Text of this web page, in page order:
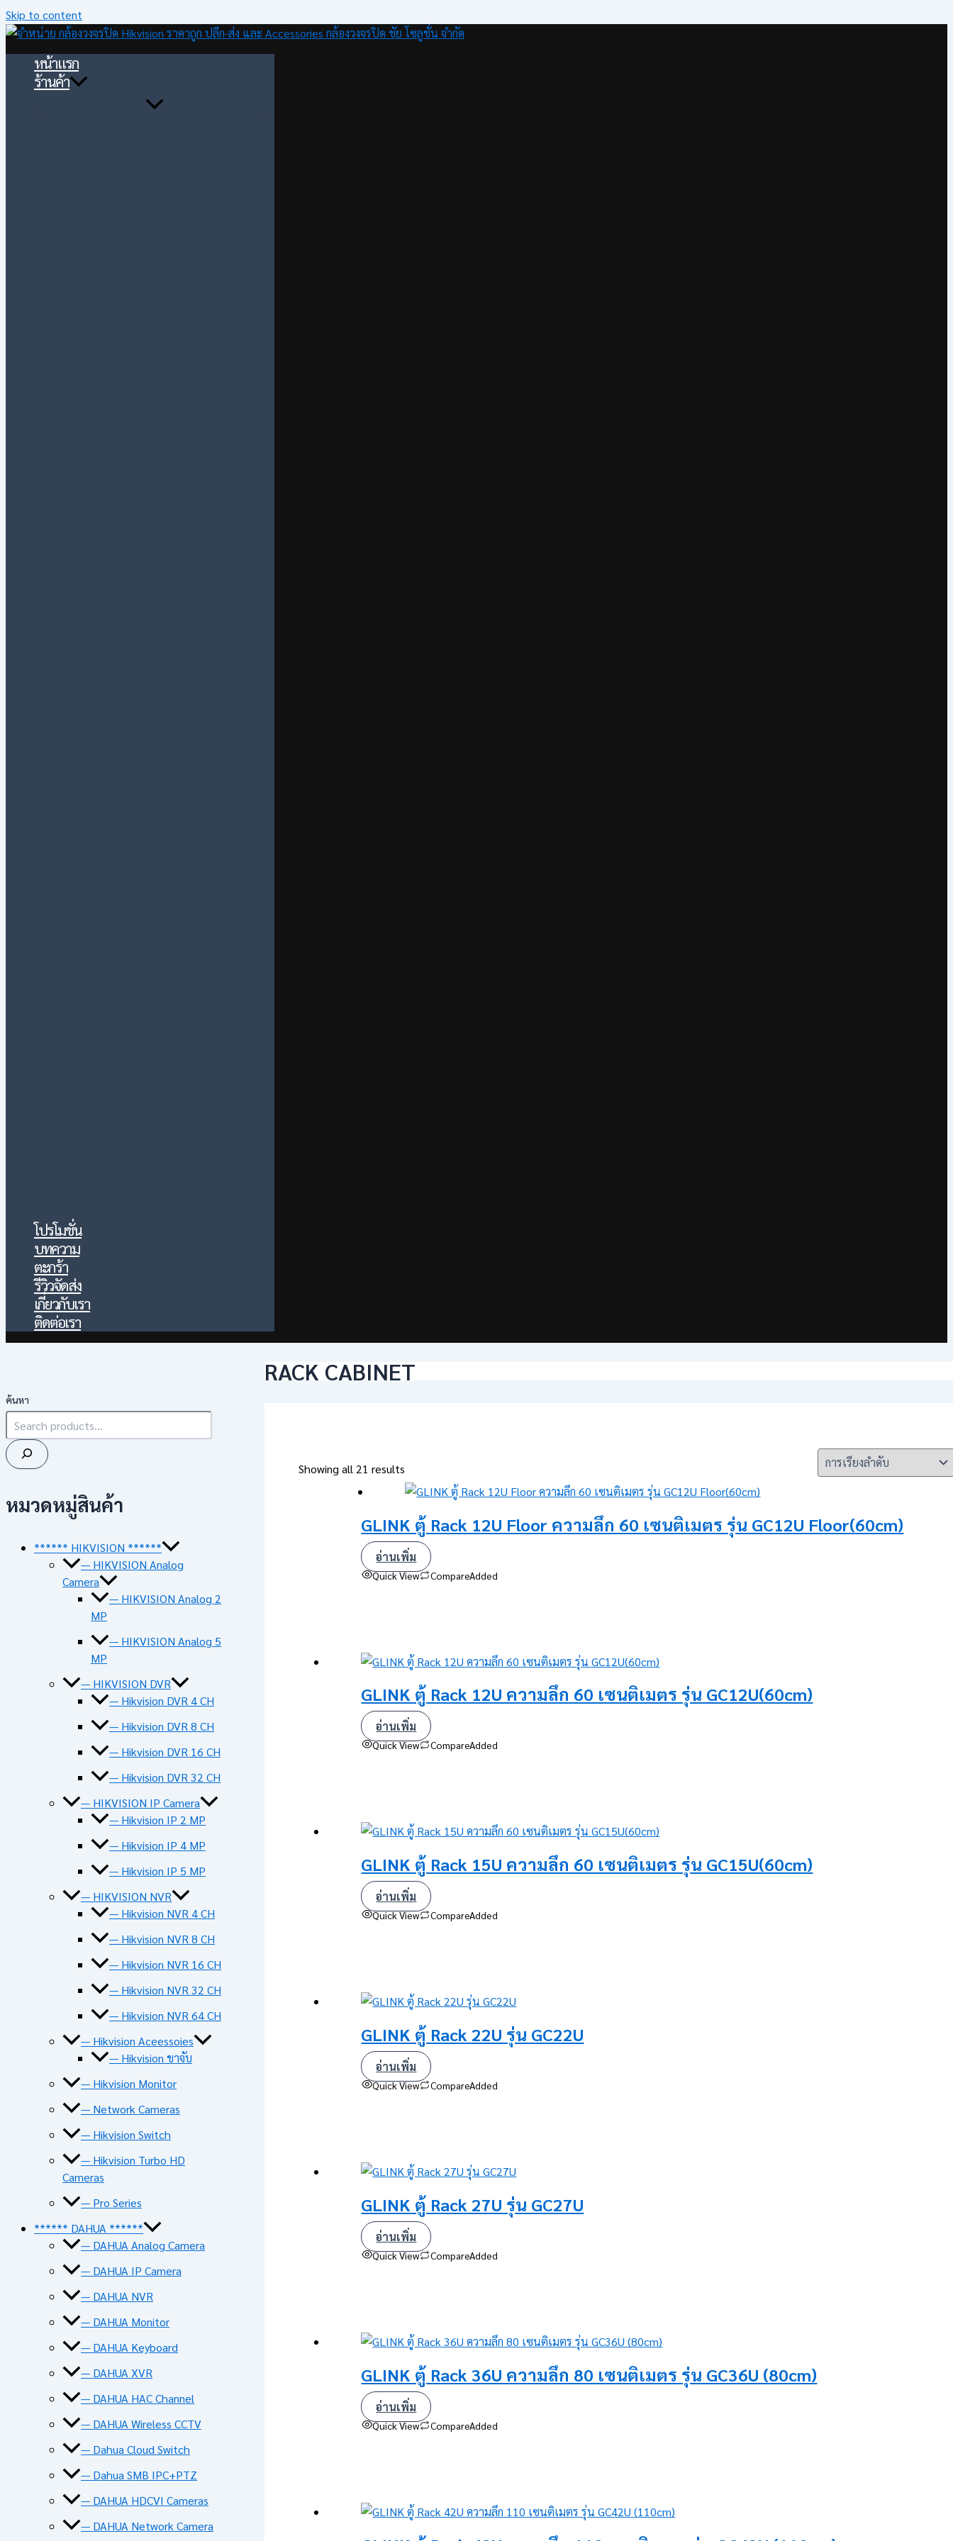
Skip to content
หน้าแรก
ร้านค้า
โปรโมชั่น
บทความ
ตะกร้า
รีวิวจัดส่ง
เกี่ยวกับเรา
ติดต่อเรา
ค้นหา
หมวดหมู่สินค้า
****** HIKVISION ******
— HIKVISION Analog
Camera
— HIKVISION Analog 2
MP
— HIKVISION Analog 5
MP
— HIKVISION DVR
— Hikvision DVR 4 CH
— Hikvision DVR 8 CH
— Hikvision DVR 16 CH
— Hikvision DVR 32 CH
— HIKVISION IP Camera
— Hikvision IP 2 MP
— Hikvision IP 4 MP
— Hikvision IP 5 MP
— HIKVISION NVR
— Hikvision NVR 4 CH
— Hikvision NVR 8 CH
— Hikvision NVR 16 CH
— Hikvision NVR 32 CH
— Hikvision NVR 64 CH
— Hikvision Aceessoies
— Hikvision ขาจับ
— Hikvision Monitor
— Network Cameras
— Hikvision Switch
— Hikvision Turbo HD
Cameras
— Pro Series
****** DAHUA ******
— DAHUA Analog Camera
— DAHUA IP Camera
— DAHUA NVR
— DAHUA Monitor
— DAHUA Keyboard
— DAHUA XVR
— DAHUA HAC Channel
— DAHUA Wireless CCTV
— Dahua Cloud Switch
— Dahua SMB IPC+PTZ
— DAHUA HDCVI Cameras
— DAHUA Network Camera
RACK CABINET
Showing all 21 results
GLINK ตู้ Rack 12U Floor ความลึก 60 เซนติเมตร รุ่น GC12U Floor(60cm)
อ่านเพิ่ม
Quick View CompareAdded
GLINK ตู้ Rack 12U ความลึก 60 เซนติเมตร รุ่น GC12U(60cm)
อ่านเพิ่ม
Quick View CompareAdded
GLINK ตู้ Rack 15U ความลึก 60 เซนติเมตร รุ่น GC15U(60cm)
อ่านเพิ่ม
Quick View CompareAdded
GLINK ตู้ Rack 22U รุ่น GC22U
อ่านเพิ่ม
Quick View CompareAdded
GLINK ตู้ Rack 27U รุ่น GC27U
อ่านเพิ่ม
Quick View CompareAdded
GLINK ตู้ Rack 36U ความลึก 80 เซนติเมตร รุ่น GC36U (80cm)
อ่านเพิ่ม
Quick View CompareAdded